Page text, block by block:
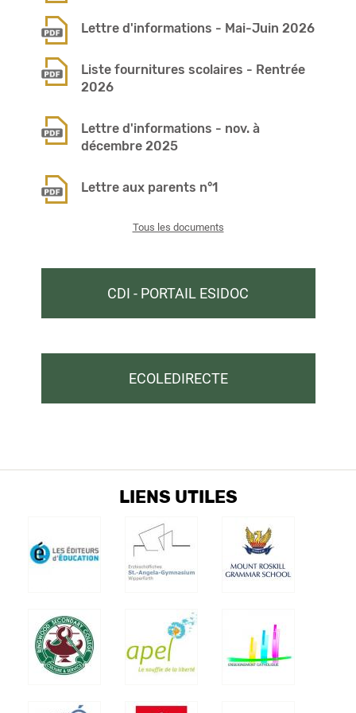
Lettre d'informations - Mai-Juin 2026
Liste fournitures scolaires - Rentrée
2026
Lettre d'informations - nov. à
décembre 2025
Lettre aux parents n°1
Tous les documents
CDI - PORTAIL ESIDOC
ECOLEDIRECTE
LIENS UTILES